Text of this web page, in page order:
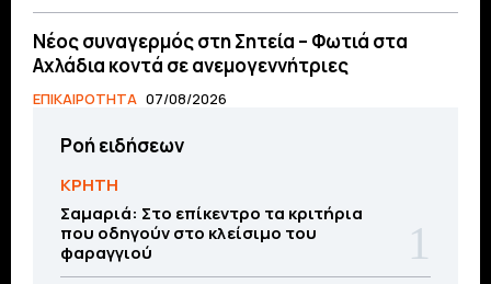
Νέος συναγερμός στη Σητεία – Φωτιά στα
Αχλάδια κοντά σε ανεμογεννήτριες
ΕΠΙΚΑΙΡΟΤΗΤΑ 07/08/2026
Ροή ειδήσεων
ΚΡΗΤΗ
Σαμαριά: Στο επίκεντρο τα κριτήρια
που οδηγούν στο κλείσιμο του
φαραγγιού